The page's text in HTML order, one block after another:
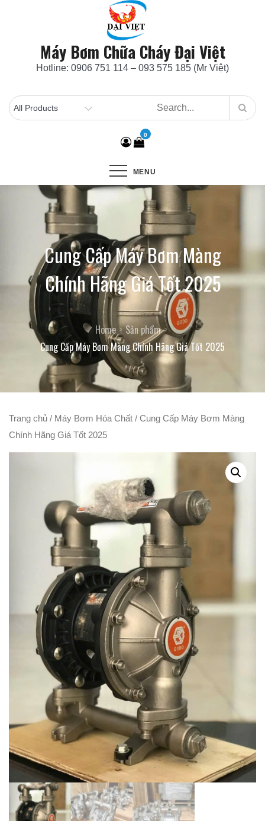
Máy Bơm Chữa Cháy Đại Việt
Hotline: 0906 751 114 – 093 575 185 (Mr Việt)
0
MENU
Cung Cấp Máy Bơm Màng
Chính Hãng Giá Tốt 2025
Home
Sản phẩm
Cung Cấp Máy Bơm Màng Chính Hãng Giá Tốt 2025
Trang chủ / Máy Bơm Hóa Chất / Cung Cấp Máy Bơm Màng
Chính Hãng Giá Tốt 2025